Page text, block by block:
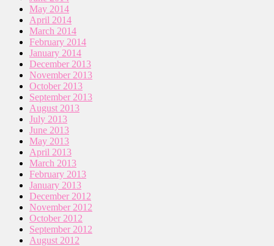
May 2014
April 2014
March 2014
February 2014
January 2014
December 2013
November 2013
October 2013
September 2013
August 2013
July 2013
June 2013
May 2013
April 2013
March 2013
February 2013
January 2013
December 2012
November 2012
October 2012
September 2012
August 2012